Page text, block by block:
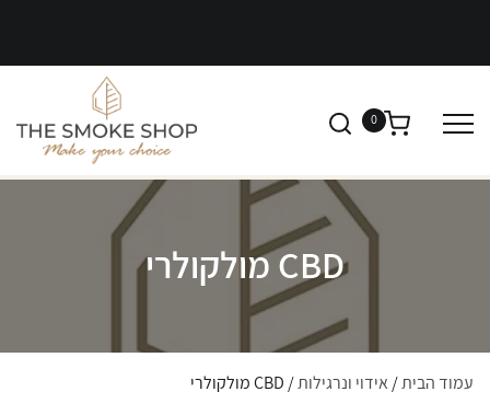
0
CBD מולקולרי
עמוד הבית/ אידוי ונרגילות/ CBD מולקולרי